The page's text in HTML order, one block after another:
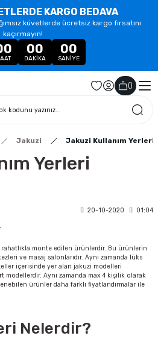
KARGO BEDAVA
küvetlerde ücretsiz kargo fırsatını
kaçırmayın!
00
DAKIKA
00
SANIYE
()
Jakuzi Jakuzi Kullanım Yerleri
Yerleri
20-10-2020 01:04
monte edilen ürünlerdir. Bu ürünlerin
ve masaj salonlarıdır. Aynı zamanda lüks
içerisinde yer alan jakuzi modelleri
modellerdir. Aynı zamanda max 4 kişilik olarak
ürünler daha farklı fiyatlandırmalar ile
Nelerdir?